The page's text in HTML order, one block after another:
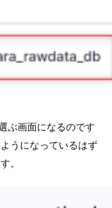
ぶ画面になるのです
うになっているはず
。